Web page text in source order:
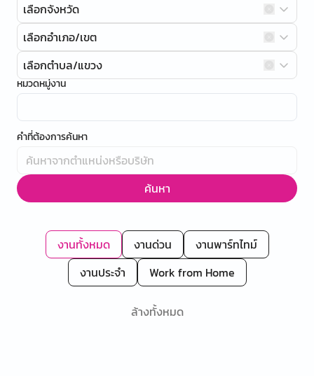
เลือกจังหวัด
เลือกอำเภอ/เขต
เลือกตำบล/แขวง
หมวดหมู่งาน
คำที่ต้องการค้นหา
ค้นหา
งานทั้งหมด งานด่วน
งานพาร์ทไทม์
งานประจำ
Work from Home
ล้างทั้งหมด